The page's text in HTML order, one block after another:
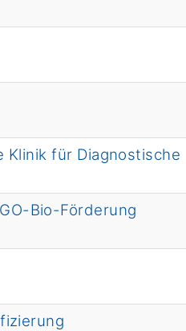
Klinik für Diagnostische
Bio-Förderung